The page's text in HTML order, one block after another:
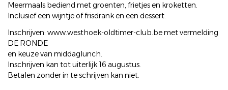
Meermaals bediend met groenten, frietjes en kroketten.
Inclusief een wijntje of frisdrank en een dessert.
Inschrijven: www.westhoek-oldtimer-club.be met vermelding
DE RONDE
en keuze van middaglunch.
Inschrijven kan tot uiterlijk 16 augustus.
Betalen zonder in te schrijven kan niet.